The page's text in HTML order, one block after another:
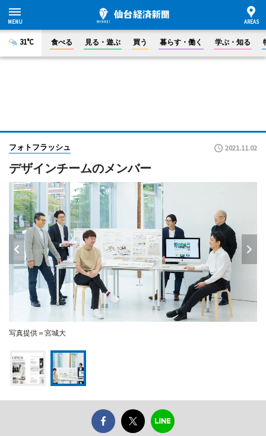
31°C 食べる 見る・遊ぶ 買う 暮らす・働く 学ぶ・知る
フォトフラッシュ 2021.11.02
デザインチームのメンバー
写真提供＝宮城大